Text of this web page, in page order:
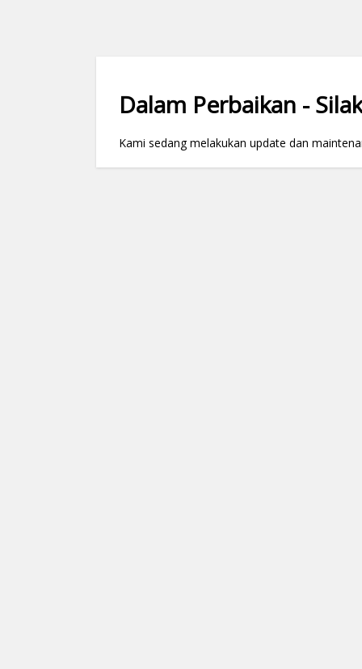
Dalam Perbaikan -
Kami sedang melakukan update dan